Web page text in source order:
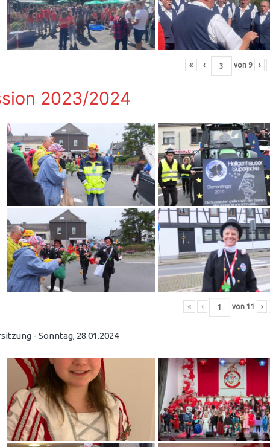
« ‹ von 9 ›
2023/2024
« ‹ von 11 ›
- Sonntag, 28.01.2024